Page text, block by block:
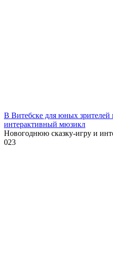
В Витебске для юных зрителей
интерактивный мюзикл
Новогоднюю сказку-игру и
023